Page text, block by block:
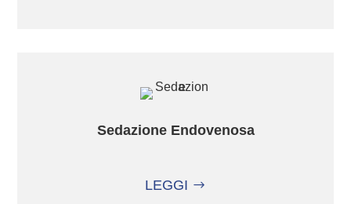
Sedazione Endovenosa
LEGGI